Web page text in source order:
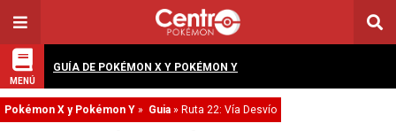
MENÚ
GUÍA DE POKÉMON X Y POKÉMON Y
Pokémon X y Pokémon Y » Guia » Ruta 22: Vía Desvío